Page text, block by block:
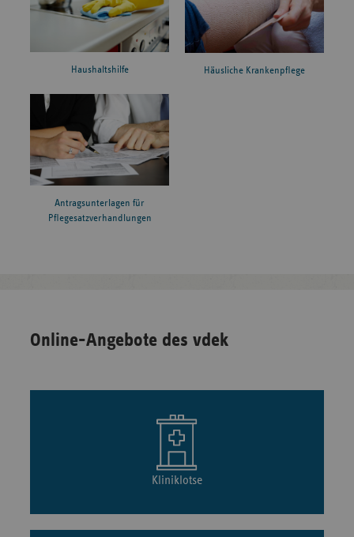
Haushaltshilfe Häusliche Krankenpflege
Antragsunterlagen für
Pflegesatzverhandlungen
Online-Angebote des vdek
Kliniklotse